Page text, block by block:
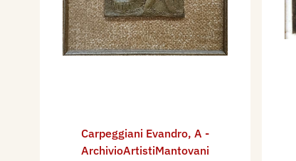
Carpeggiani Evandro, A -
ArchivioArtistiMantovani